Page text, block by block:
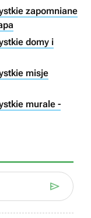
zapomniane
domy i
misje
murale -
